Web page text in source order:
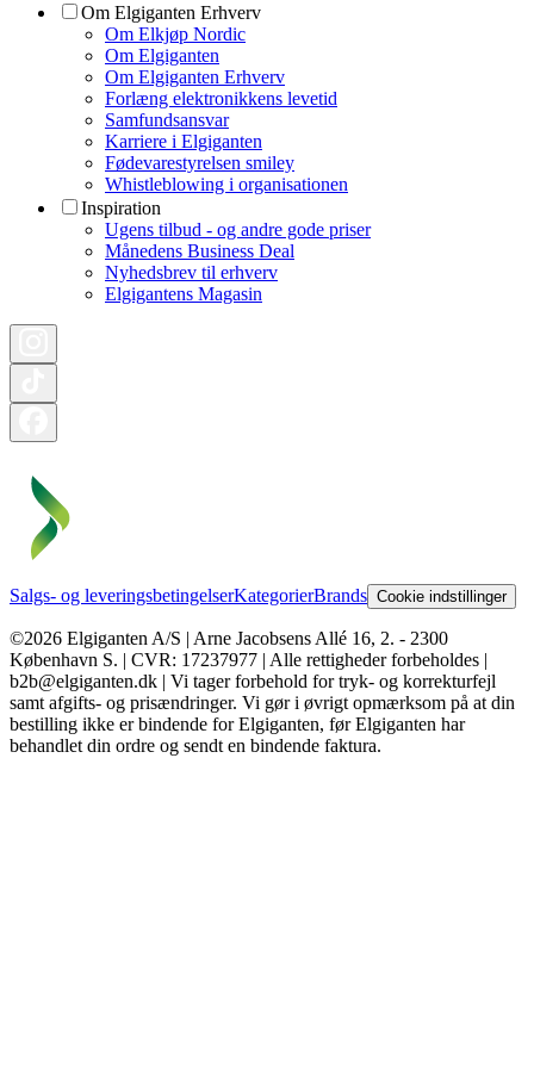
Om Elgiganten Erhverv
Om Elkjøp Nordic
Om Elgiganten
Om Elgiganten Erhverv
Forlæng elektronikkens levetid
Samfundsansvar
Karriere i Elgiganten
Fødevarestyrelsen smiley
Whistleblowing i organisationen
Inspiration
Ugens tilbud - og andre gode priser
Månedens Business Deal
Nyhedsbrev til erhverv
Elgigantens Magasin
Salgs- og leveringsbetingelserKategorierBrands Cookie indstillinger
©2026 Elgiganten A/S | Arne Jacobsens Allé 16, 2. - 2300
København S. | CVR: 17237977 | Alle rettigheder forbeholdes |
b2b@elgiganten.dk | Vi tager forbehold for tryk- og korrekturfejl
samt afgifts- og prisændringer. Vi gør i øvrigt opmærksom på at din
bestilling ikke er bindende for Elgiganten, før Elgiganten har
behandlet din ordre og sendt en bindende faktura.